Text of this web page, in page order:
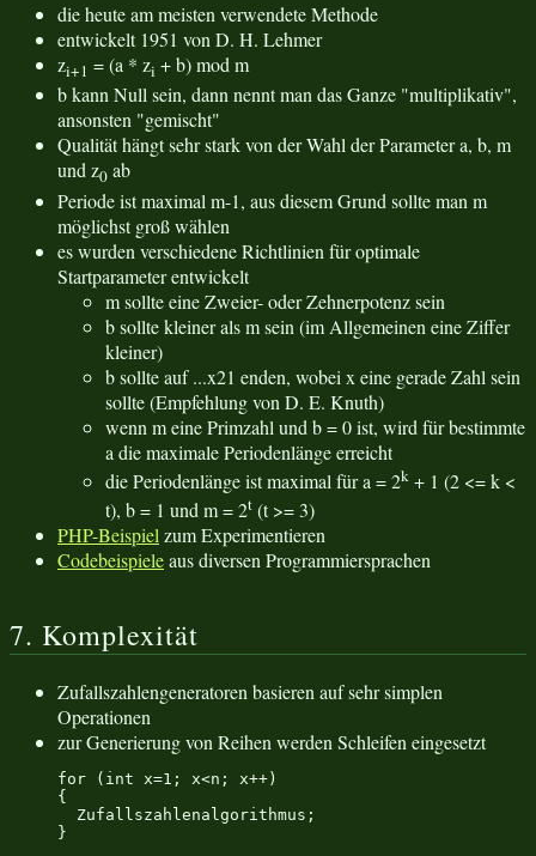
die heute am meisten verwendete Methode
entwickelt 1951 von D. H. Lehmer
zi+1 = (a * zi + b) mod m
b kann Null sein, dann nennt man das Ganze "multiplikativ",
ansonsten "gemischt"
Qualität hängt sehr stark von der Wahl der Parameter a, b, m
und z0 ab
Periode ist maximal m-1, aus diesem Grund sollte man m
möglichst groß wählen
es wurden verschiedene Richtlinien für optimale
Startparameter entwickelt
m sollte eine Zweier- oder Zehnerpotenz sein
b sollte kleiner als m sein (im Allgemeinen eine Ziffer
kleiner)
b sollte auf ...x21 enden, wobei x eine gerade Zahl sein
sollte (Empfehlung von D. E. Knuth)
wenn m eine Primzahl und b = 0 ist, wird für bestimmte
a die maximale Periodenlänge erreicht
die Periodenlänge ist maximal für a = 2k + 1 (2 <= k <
t), b = 1 und m = 2t (t >= 3)
PHP-Beispielzum Experimentieren
Codebeispieleaus diversen Programmiersprachen
7. Komplexität
Zufallszahlengeneratoren basieren auf sehr simplen
Operationen
zur Generierung von Reihen werden Schleifen eingesetzt
for (int x=1; x<n; x++)
{
  Zufallszahlenalgorithmus;
}